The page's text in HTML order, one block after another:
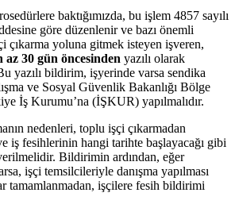
baktığımızda, bu işlem 4857 sayılı
göre düzenlenir ve bazı önemli
çıkarma yoluna gitmek isteyen işveren,
az 30 gün öncesinden yazılı olarak
yazılı bildirim, işyerinde varsa sendika
ve Sosyal Güvenlik Bakanlığı Bölge
İş Kurumu’na (İŞKUR) yapılmalıdır.
nedenleri, toplu işçi çıkarmadan
iş fesihlerinin hangi tarihte başlayacağı gibi
Bildirimin ardından, eğer
işçi temsilcileriyle danışma yapılması
tamamlanmadan, işçilere fesih bildirimi